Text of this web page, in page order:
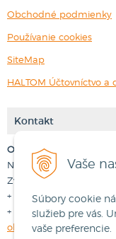
Vaše
Súbory cookie
služieb pre vás.
vaše preferencie.
Obchodné podmienky
Používanie cookies
SiteMap
HALTOM Účtovníctvo a
Kontakt
Obchodné oddelenie
Nádvorná 3383/16
Zvolen
+ 421 45 3 700 333
+ 421 905 811 189
obchod@nextcom.sk